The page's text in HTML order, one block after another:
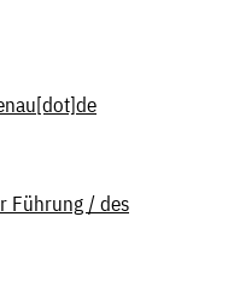
Führung / des